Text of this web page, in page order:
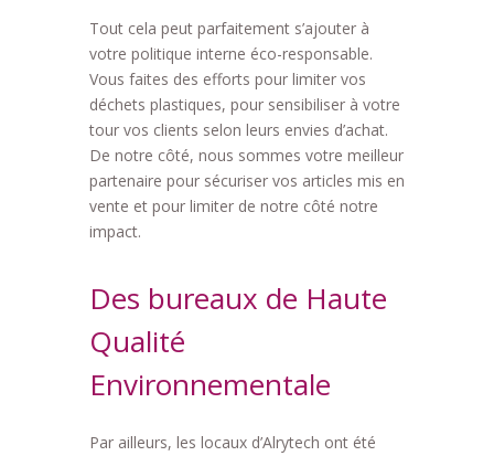
Tout cela peut parfaitement s’ajouter à
votre politique interne éco-responsable.
Vous faites des efforts pour limiter vos
déchets plastiques, pour sensibiliser à votre
tour vos clients selon leurs envies d’achat.
De notre côté, nous sommes votre meilleur
partenaire pour sécuriser vos articles mis en
vente et pour limiter de notre côté notre
impact.
Des bureaux de Haute
Qualité
Environnementale
Par ailleurs, les locaux d’Alrytech ont été